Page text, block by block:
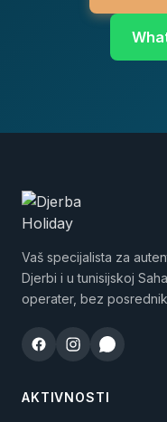
Vaš specijalista za
Djerbi i u tunisijskoj
operater, bez
AKTIVNOSTI